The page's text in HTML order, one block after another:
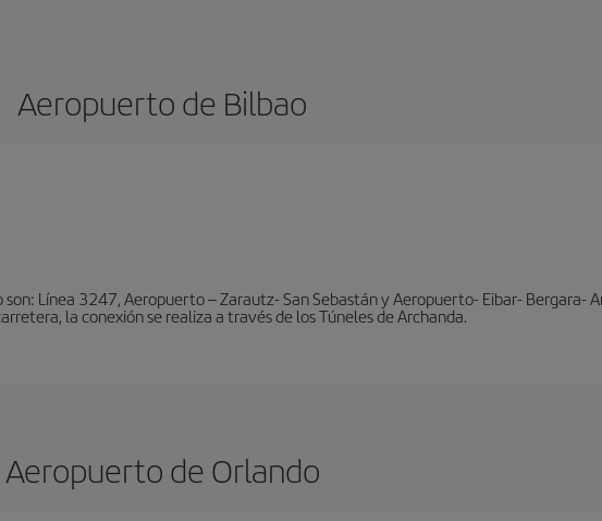
Aeropuerto de Bilbao
Línea 3247, Aeropuerto – Zarautz- San Sebastán y Aeropuerto- Eibar- Bergara-
la conexión se realiza a través de los Túneles de Archanda.
Aeropuerto de Orlando